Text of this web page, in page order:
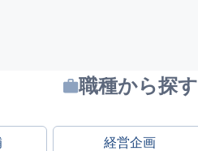
職種から探す
経営企画